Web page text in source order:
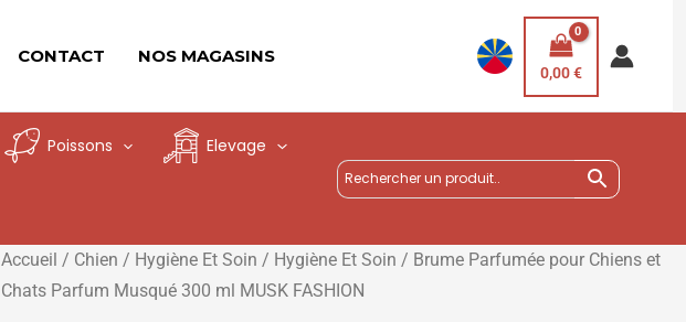
CONTACT NOS MAGASINS
0,00€
Poissons Elevage
Accueil / Chien / Hygiène Et Soin / Hygiène Et Soin / Brume Parfumée pour Chiens et
Chats Parfum Musqué 300 ml MUSK FASHION
quantité
de